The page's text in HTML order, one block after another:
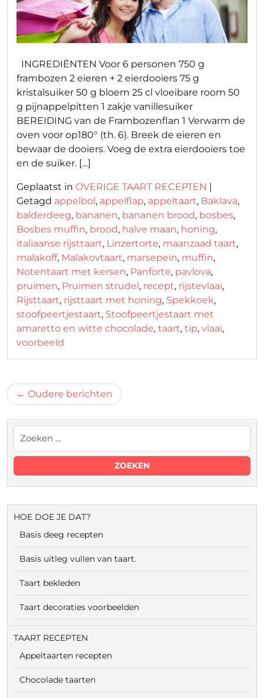
INGREDIËNTEN Voor 6 personen 750 g
frambozen 2 eieren + 2 eierdooiers 75 g
kristalsuiker 50 g bloem 25 cl vloeibare room 50
g pijnappelpitten 1 zakje vanillesuiker
BEREIDING van de Frambozenflan 1 Verwarm de
oven voor op180° (th. 6). Breek de eieren en
bewaar de dooiers. Voeg de extra eierdooiers toe
en de suiker. […]
Geplaatst in OVERIGE TAART RECEPTEN |
Getagd appelbol, appelflap, appeltaart, Baklava,
balderdeeg, bananen, bananen brood, bosbes,
Bosbes muffin, brood, halve maan, honing,
italiaanse rijsttaart, Linzertorte, maanzaad taart,
malakoff, Malakovtaart, marsepein, muffin,
Notentaart met kersen, Panforte, pavlova,
pruimen, Pruimen strudel, recept, rijstevlaai,
Rijsttaart, rijsttaart met honing, Spekkoek,
stoofpeertjestaart, Stoofpeertjestaart met
amaretto en witte chocolade, taart, tip, vlaai,
voorbeeld
Berichtnavigatie
Oudere berichten
HOE DOE JE DAT?
Basis deeg recepten
Basis uitleg vullen van taart.
Taart bekleden
Taart decoraties voorbeelden
TAART RECEPTEN
Appeltaarten recepten
Chocolade taarten